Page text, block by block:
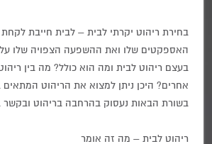
בחירת ריהוט יקרתי לבית – לבית חייבת
האספקטים שלו ואת ההשפעה הצפויה שלו על
בעצם ריהוט לבית ומה הוא כולל? מה בין ריהוט
אחרים? היכן ניתן למצוא את הריהוט המתאים
בשורת הבאות נעסוק בהרחבה בריהוט ובקשר
ריהוט לבית – מה זה אומר